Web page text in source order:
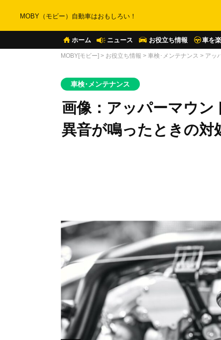
MOBY（モビー）自動車はおもしろい！
ホーム ニュース お役立ち情報 車を
MOBY[モビー] > お役立ち情報 > 車検･メンテナンス > アッ
車検･メンテナンス
画像：アッパーマウン
異音が鳴ったときの対